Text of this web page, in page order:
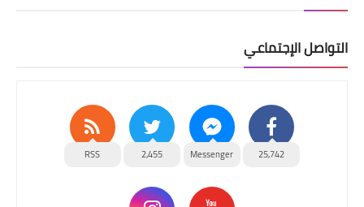
التواصل الإجتماعي
25,742
Messenger
2,455
RSS